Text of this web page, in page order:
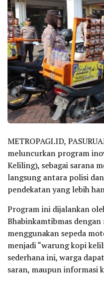
METROPAGI.ID,
meluncurkan program
Keliling), sebagai sarana
langsung antara polisi
pendekatan yang lebih
Program ini dijalankan
Bhabinkamtibmas
menggunakan sepeda
menjadi “warung kopi
sederhana ini, warga
saran, maupun informasi